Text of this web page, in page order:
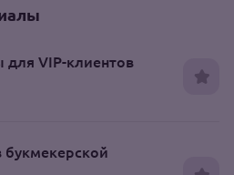
VIP-клиентов
букмекерской